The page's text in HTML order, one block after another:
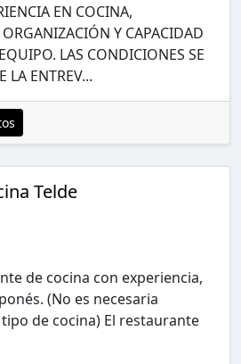
EN COCINA,
Y CAPACIDAD
LAS CONDICIONES SE
LA ENTREV...
Telde
de cocina con experiencia,
(No es necesaria
de cocina) El restaurante